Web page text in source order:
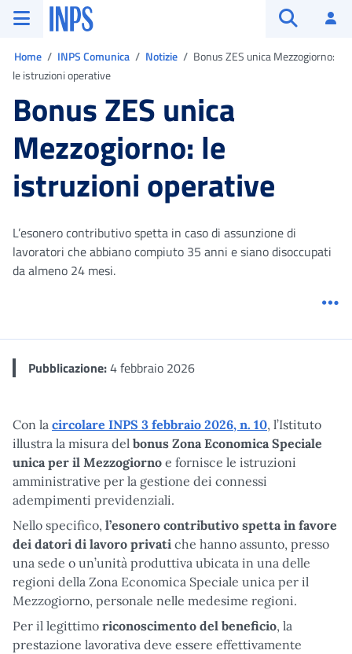
Vai al menu principale
Vai al contenuto principale
Vai al pie' di pagina
INPS ()
Home INPS Comunica Notizie
Bonus ZES unica Mezzogiorno:
le istruzioni operative
Bonus ZES unica
Mezzogiorno: le
istruzioni operative
L’esonero contributivo spetta in caso di assunzione di
lavoratori che abbiano compiuto 35 anni e siano disoccupati
da almeno 24 mesi.
Pubblicazione:4 febbraio 2026
Con la circolare INPS 3 febbraio 2026, n. 10, l’Istituto
illustra la misura del bonus Zona Economica Speciale
unica per il Mezzogiorno e fornisce le istruzioni
amministrative per la gestione dei connessi
adempimenti previdenziali.
Nello specifico, l’esonero contributivo spetta in favore
dei datori di lavoro privati che hanno assunto, presso
una sede o un’unità produttiva ubicata in una delle
regioni della Zona Economica Speciale unica per il
Mezzogiorno, personale nelle medesime regioni.
Per il legittimo riconoscimento del beneficio, la
prestazione lavorativa deve essere effettivamente